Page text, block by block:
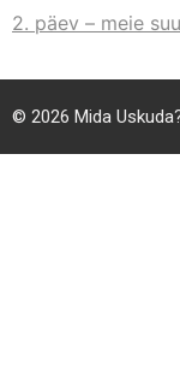
2. päev – meie
© 2026 Mida